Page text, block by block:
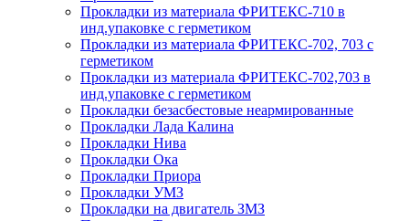
Прокладки из материала ФРИТЕКС-710 в
инд.упаковке с герметиком
Прокладки из материала ФРИТЕКС-702, 703 с
герметиком
Прокладки из материала ФРИТЕКС-702,703 в
инд.упаковке с герметиком
Прокладки безасбестовые неармированные
Прокладки Лада Калина
Прокладки Нива
Прокладки Ока
Прокладки Приора
Прокладки УМЗ
Прокладки на двигатель ЗМЗ